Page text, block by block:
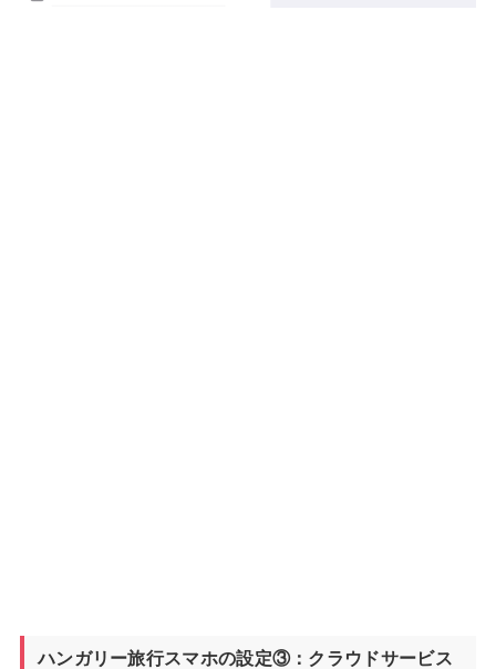
ハンガリー旅行スマホの設定③：クラウドサービス